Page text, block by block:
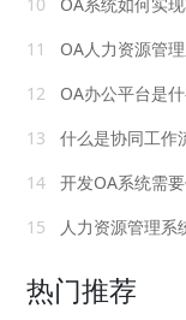
11
OA人力资源管
12
OA办公平台是
13
什么是协同工作
14
开发OA系统需
15
人力资源管理系
热门推荐